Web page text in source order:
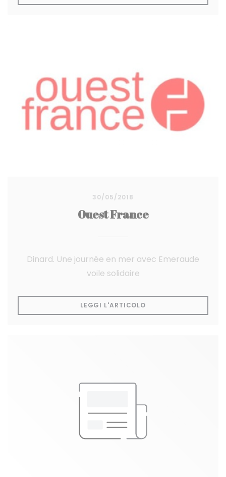
30/05/2018
Ouest France
Dinard. Une journée en mer avec Emeraude
voile solidaire
LEGGI L'ARTICOLO